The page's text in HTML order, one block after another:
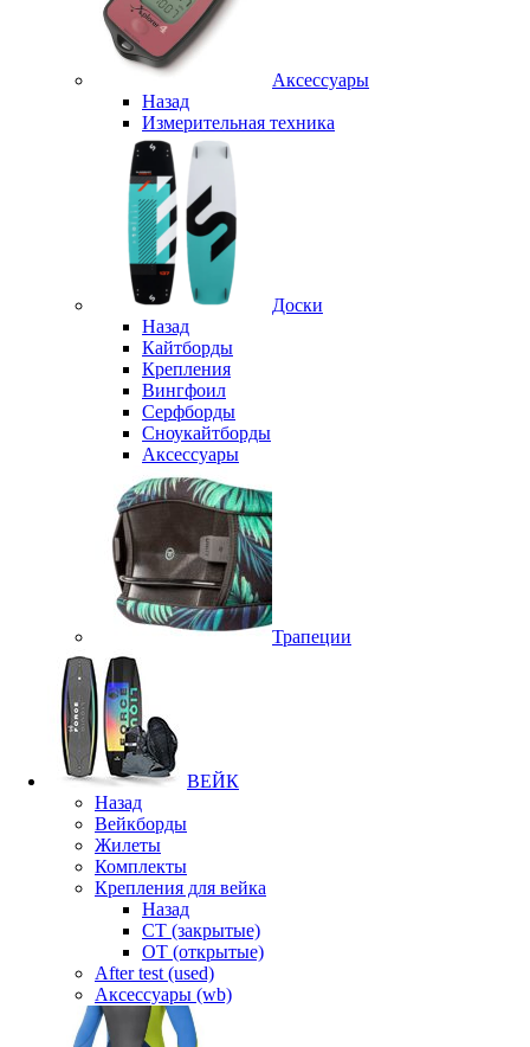
Аксессуары
Назад
Измерительная техника
Доски
Назад
Кайтборды
Крепления
Вингфоил
Серфборды
Сноукайтборды
Аксессуары
Трапеции
ВЕЙК
Назад
Вейкборды
Жилеты
Комплекты
Крепления для вейка
Назад
CT (закрытые)
OT (открытые)
After test (used)
Аксессуары (wb)